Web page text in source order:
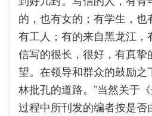
的，也有女的；有学生，也
有工人；有的来自黑龙江，
信写的很长，很好，有真
望。在领导和群众的鼓励之
林批孔的道路。”当然关于
过程中所刊发的编者按是否